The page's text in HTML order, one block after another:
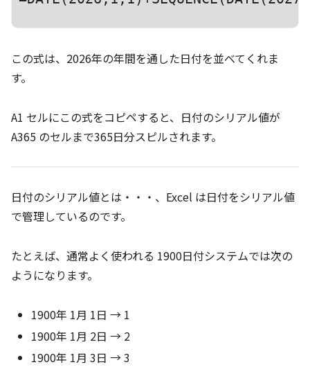
この式は、2026年の年間を通した日付を並べてくれま
す。
A1 セルにこの式をコピペすると、日付のシリアル値が
A365 のセルまで365日分スピルされます。
日付のシリアル値とは・・・、Excel は日付をシリアル値
で管理しているのです。
たとえば、通常よく使われる 1900日付システムでは次の
ようになります。
1900年 1月 1日 → 1
1900年 1月 2日 → 2
1900年 1月 3日 → 3